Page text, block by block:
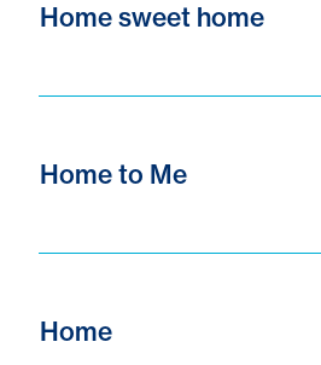
Home sweet home
Home to Me
Home